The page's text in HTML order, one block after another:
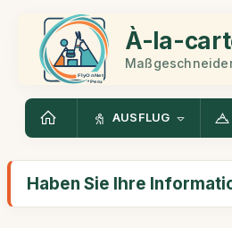
À-la-
AUSFLUG
Haben Sie Ihre